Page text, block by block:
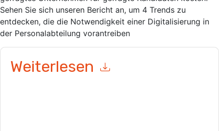
Sehen Sie sich unseren Bericht an, um 4 Trends zu
entdecken, die die Notwendigkeit einer Digitalisierung in
der Personalabteilung vorantreiben
Weiterlesen